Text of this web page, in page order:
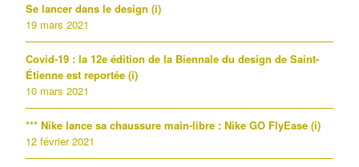
Se lancer dans le design (i)
19 mars 2021
Covid-19 : la 12e édition de la Biennale du design de Saint-
Étienne est reportée (i)
10 mars 2021
*** Nike lance sa chaussure main-libre : Nike GO FlyEase (i)
12 février 2021